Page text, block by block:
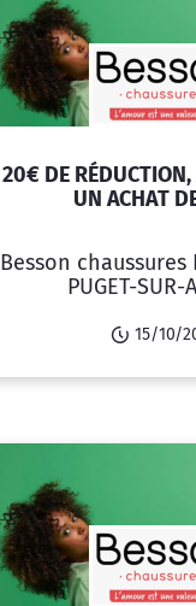
20€ DE
UN ACHAT
Besson chaussures
PUGET-SUR-
15/10/